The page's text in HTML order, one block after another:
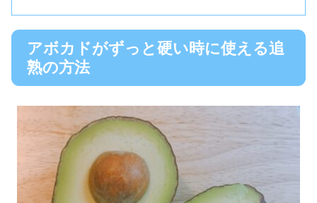
アボカドがずっと硬い時に使える追
熟の方法